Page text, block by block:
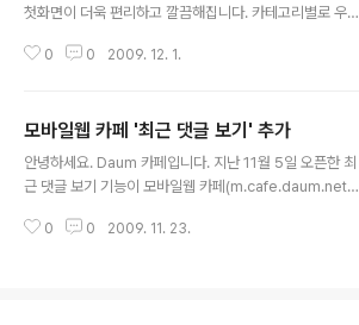
첫화면이 더욱 편리하고 깔끔해집니다. 카테고리별로 우수
에서 내가 가입한 카페 목록 편집을 더욱 쉽게 할 수 있게
0 0 2009. 12. 1.
모바일웹 카페 '최근 댓글 보기' 추가
안녕하세요. Daum 카페입니다. 지난 11월 5일 오픈한 최
근 댓글 보기 기능이 모바일웹 카페(m.cafe.daum.net)
활발하게 얘기 나누는 글들을 한눈에 확인할 수 있습니다.
0 0 2009. 11. 23.